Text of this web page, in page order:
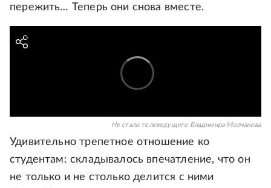
пережить… Теперь они снова вместе.
Не стало телеведущего Владимира Молчанова
Удивительно трепетное отношение ко
студентам: складывалось впечатление, что он
не только и не столько делится с ними